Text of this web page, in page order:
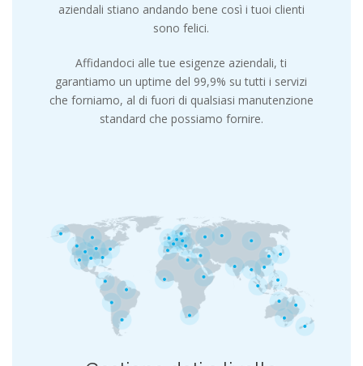
aziendali stiano andando bene così i tuoi clienti
sono felici.
Affidandoci alle tue esigenze aziendali, ti
garantiamo un uptime del 99,9% su tutti i servizi
che forniamo, al di fuori di qualsiasi manutenzione
standard che possiamo fornire.